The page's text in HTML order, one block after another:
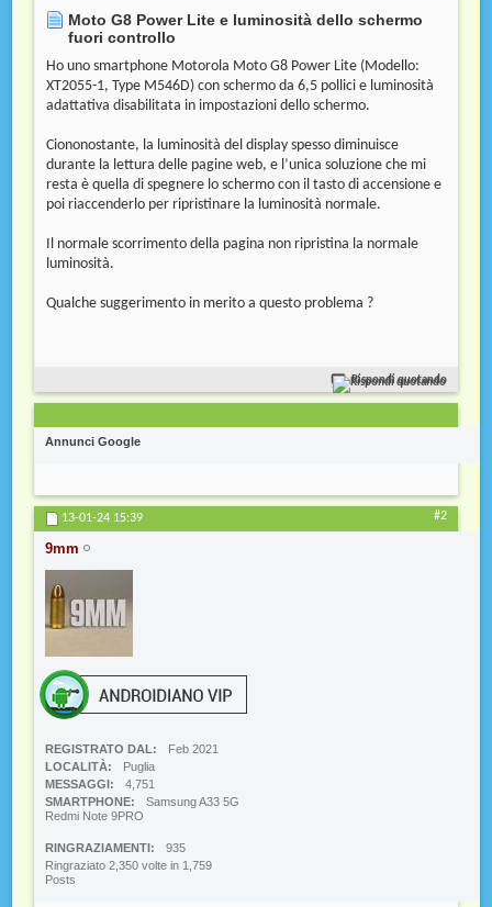
Moto G8 Power Lite e luminosità dello schermo
fuori controllo
Ho uno smartphone Motorola Moto G8 Power Lite (Modello:
XT2055-1, Type M546D) con schermo da 6,5 pollici e luminosità
adattativa disabilitata in impostazioni dello schermo.
Ciononostante, la luminosità del display spesso diminuisce
durante la lettura delle pagine web, e l’unica soluzione che mi
resta è quella di spegnere lo schermo con il tasto di accensione e
poi riaccenderlo per ripristinare la luminosità normale.
Il normale scorrimento della pagina non ripristina la normale
luminosità.
Qualche suggerimento in merito a questo problema ?
Rispondi quotando
Annunci Google
13-01-24 15:39 #2
9mm
REGISTRATO DAL
Feb 2021
LOCALITÀ
Puglia
MESSAGGI
4,751
SMARTPHONE
Samsung A33 5G
Redmi Note 9PRO
RINGRAZIAMENTI
935
Ringraziato 2,350 volte in 1,759
Posts